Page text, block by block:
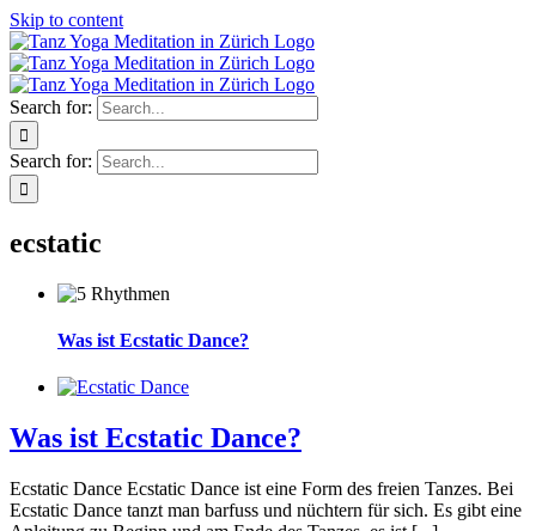
Skip to content
Search for:
Search for:
ecstatic
Was ist Ecstatic Dance?
Was ist Ecstatic Dance?
Ecstatic Dance Ecstatic Dance ist eine Form des freien Tanzes. Bei
Ecstatic Dance tanzt man barfuss und nüchtern für sich. Es gibt eine